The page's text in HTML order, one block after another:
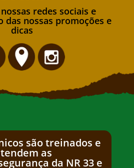
redes sociais e
nossas promoções e
dicas
são treinados e
as
da NR 33 e